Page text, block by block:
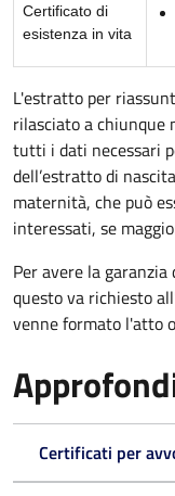
Certificato di
esistenza in vita
L'estratto per
rilasciato a chiunque
tutti i dati necessari
dell’estratto di
maternità, che può
interessati, se
Per avere la
questo va richiesto
venne formato l'atto
Certificati per